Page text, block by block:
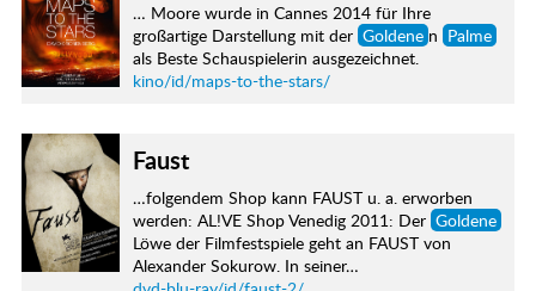
… Moore wurde in Cannes 2014 für Ihre
großartige Darstellung mit der Goldene n Palme
als Beste Schauspielerin ausgezeichnet.
kino/id/maps-to-the-stars/
Faust
…folgendem Shop kann FAUST u. a. erworben
werden: AL!VE Shop Venedig 2011: Der Goldene
Löwe der Filmfestspiele geht an FAUST von
Alexander Sokurow. In seiner…